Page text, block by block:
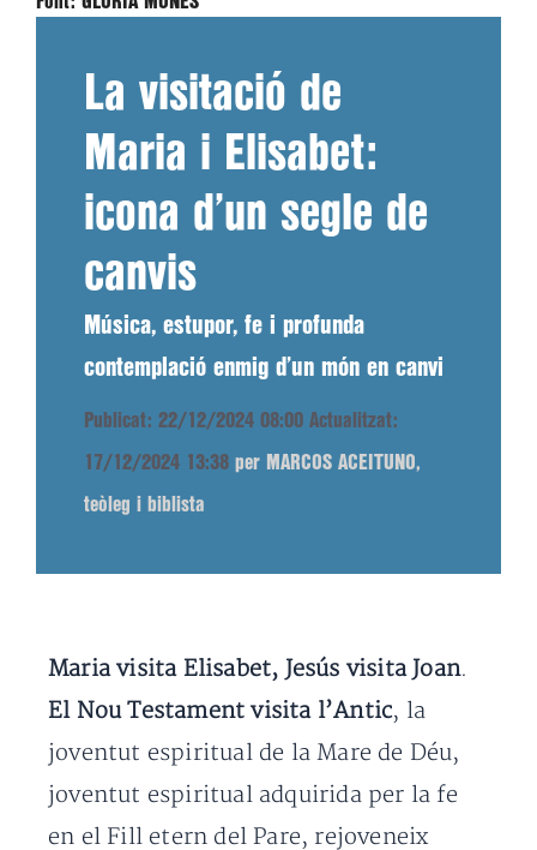
La visitació de
Maria i Elisabet:
icona d’un segle de
canvis
Música, estupor, fe i profunda
contemplació enmig d’un món en canvi
Publicat: 22/12/2024 08:00 Actualitzat:
17/12/2024 13:38 per MARCOS ACEITUNO,
teòleg i biblista
Maria visita Elisabet, Jesús visita Joan.
El Nou Testament visita l’Antic, la
joventut espiritual de la Mare de Déu,
joventut espiritual adquirida per la fe
en el Fill etern del Pare, rejoveneix